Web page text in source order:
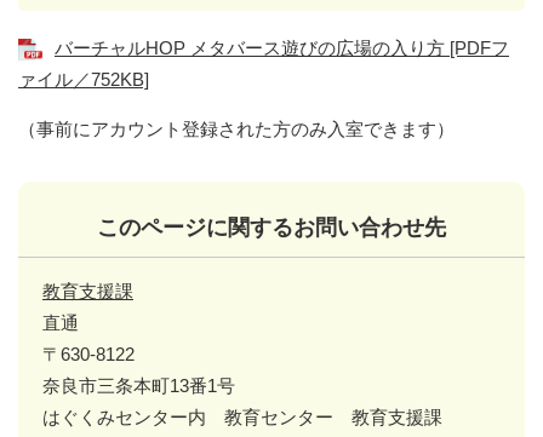
バーチャルHOP メタバース遊びの広場の入り方 [PDFフ
ァイル／752KB]
（事前にアカウント登録された方のみ入室できます）
このページに関するお問い合わせ先
教育支援課
直通
〒630-8122
奈良市三条本町13番1号
はぐくみセンター内 教育センター 教育支援課